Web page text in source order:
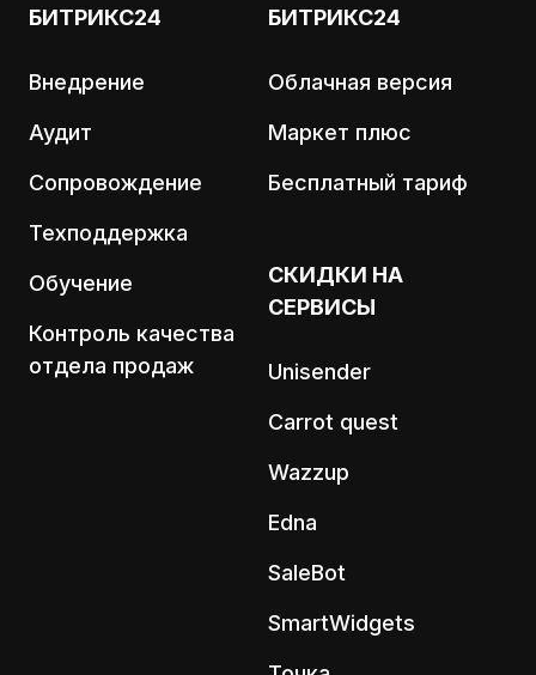
БИТРИКС24
Внедрение
Аудит
Сопровождение
Техподдержка
Обучение
Контроль качества
отдела продаж
БИТРИКС24
Облачная версия
Маркет плюс
Бесплатный тариф
СКИДКИ НА
СЕРВИСЫ
Unisender
Carrot quest
Wazzup
Edna
SaleBot
SmartWidgets